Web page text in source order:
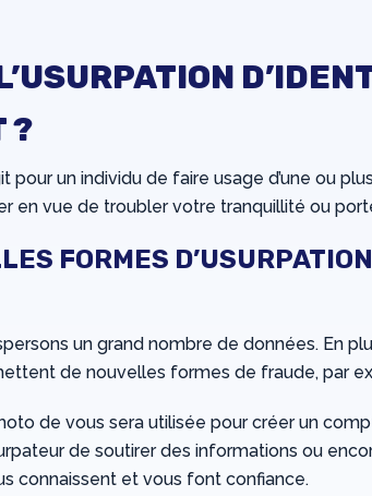
?
pour un individu de faire usage d’une ou
en vue de troubler votre tranquillité ou
FORMES D’USURPATION
un grand nombre de données. En
de nouvelles formes de fraude, par
de vous sera utilisée pour créer un
de soutirer des informations ou
connaissent et vous font confiance.